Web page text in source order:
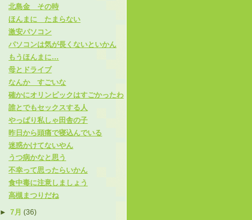
北島金 その時
ほんまに たまらない
激安パソコン
パソコンは気が長くないといかん
もうほんまに…
母とドライブ
なんか すごいな
確かにオリンピックはすごかったわ
誰とでもセックスする人
やっぱり私しゃ田舎の子
昨日から頭痛で寝込んでいる
迷惑かけてないやん
うつ病かなと思う
不幸って思ったらいかん
食中毒に注意しましょう
高槻まつりだね
►7月(36)